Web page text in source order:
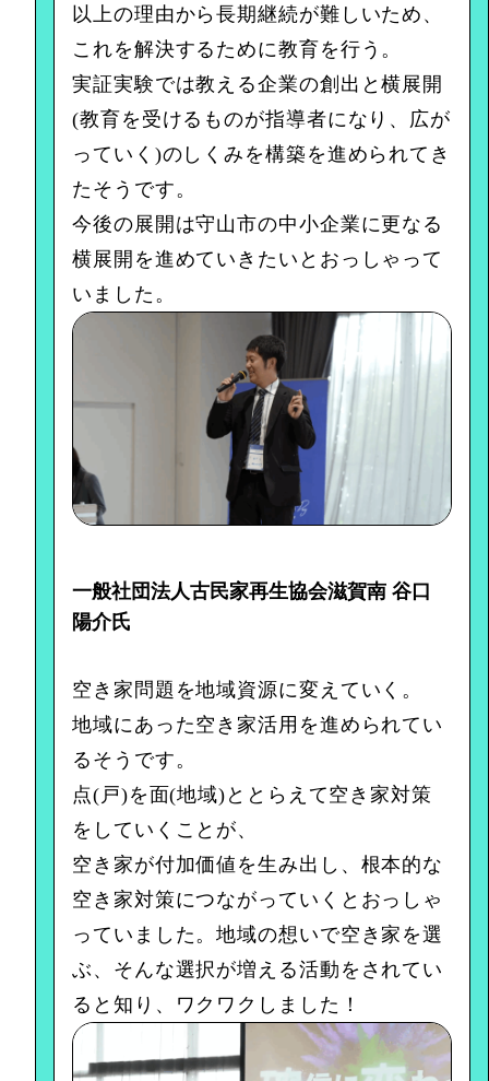
以上の理由から長期継続が難しいため、
これを解決するために教育を行う。
実証実験では教える企業の創出と横展開
(教育を受けるものが指導者になり、広が
っていく)のしくみを構築を進められてき
たそうです。
今後の展開は守山市の中小企業に更なる
横展開を進めていきたいとおっしゃって
いました。
一般社団法人古民家再生協会滋賀南 谷口
陽介氏
空き家問題を地域資源に変えていく。
地域にあった空き家活用を進められてい
るそうです。
点(戸)を面(地域)ととらえて空き家対策
をしていくことが、
空き家が付加価値を生み出し、根本的な
空き家対策につながっていくとおっしゃ
っていました。地域の想いで空き家を選
ぶ、そんな選択が増える活動をされてい
ると知り、ワクワクしました！